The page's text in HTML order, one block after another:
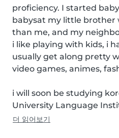
proficiency. I started
babysat my little brother
than me, and my
i like playing with kids, i
usually get along pretty
video games, animes,
i will soon be studying
University Language
더 읽어보기